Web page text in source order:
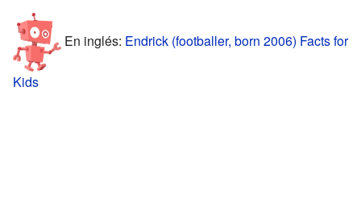
En inglés: Endrick (footballer, born 2006) Facts for
Kids